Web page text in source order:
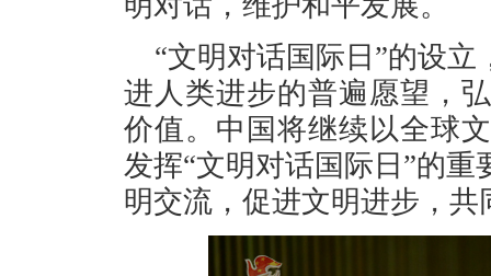
“文明对话国际日”的设
进人类进步的普遍愿望，
价值。中国将继续以全球
发挥“文明对话国际日”的
明交流，促进文明进步，